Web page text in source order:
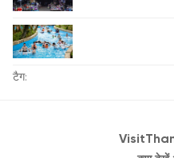
टैग: